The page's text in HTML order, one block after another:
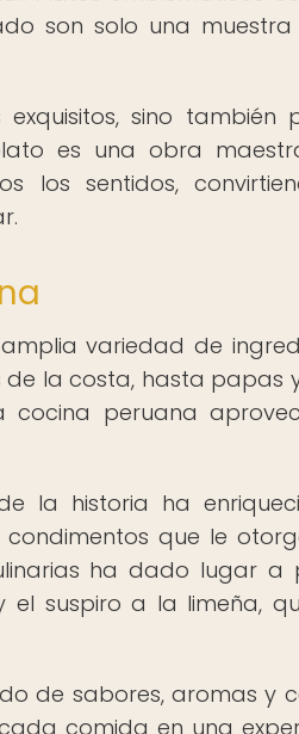
son solo una
sino también
es una obra
los sentidos,
variedad de
de la costa, hasta papas
peruana
la historia ha
que le
ha dado lugar a
suspiro a la limeña,
de sabores, aromas y
comida en una